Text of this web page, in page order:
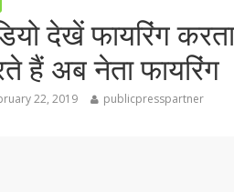
देखें फायरिंग
हैं अब नेता फायरिंग
22, 2019 publicpresspartner